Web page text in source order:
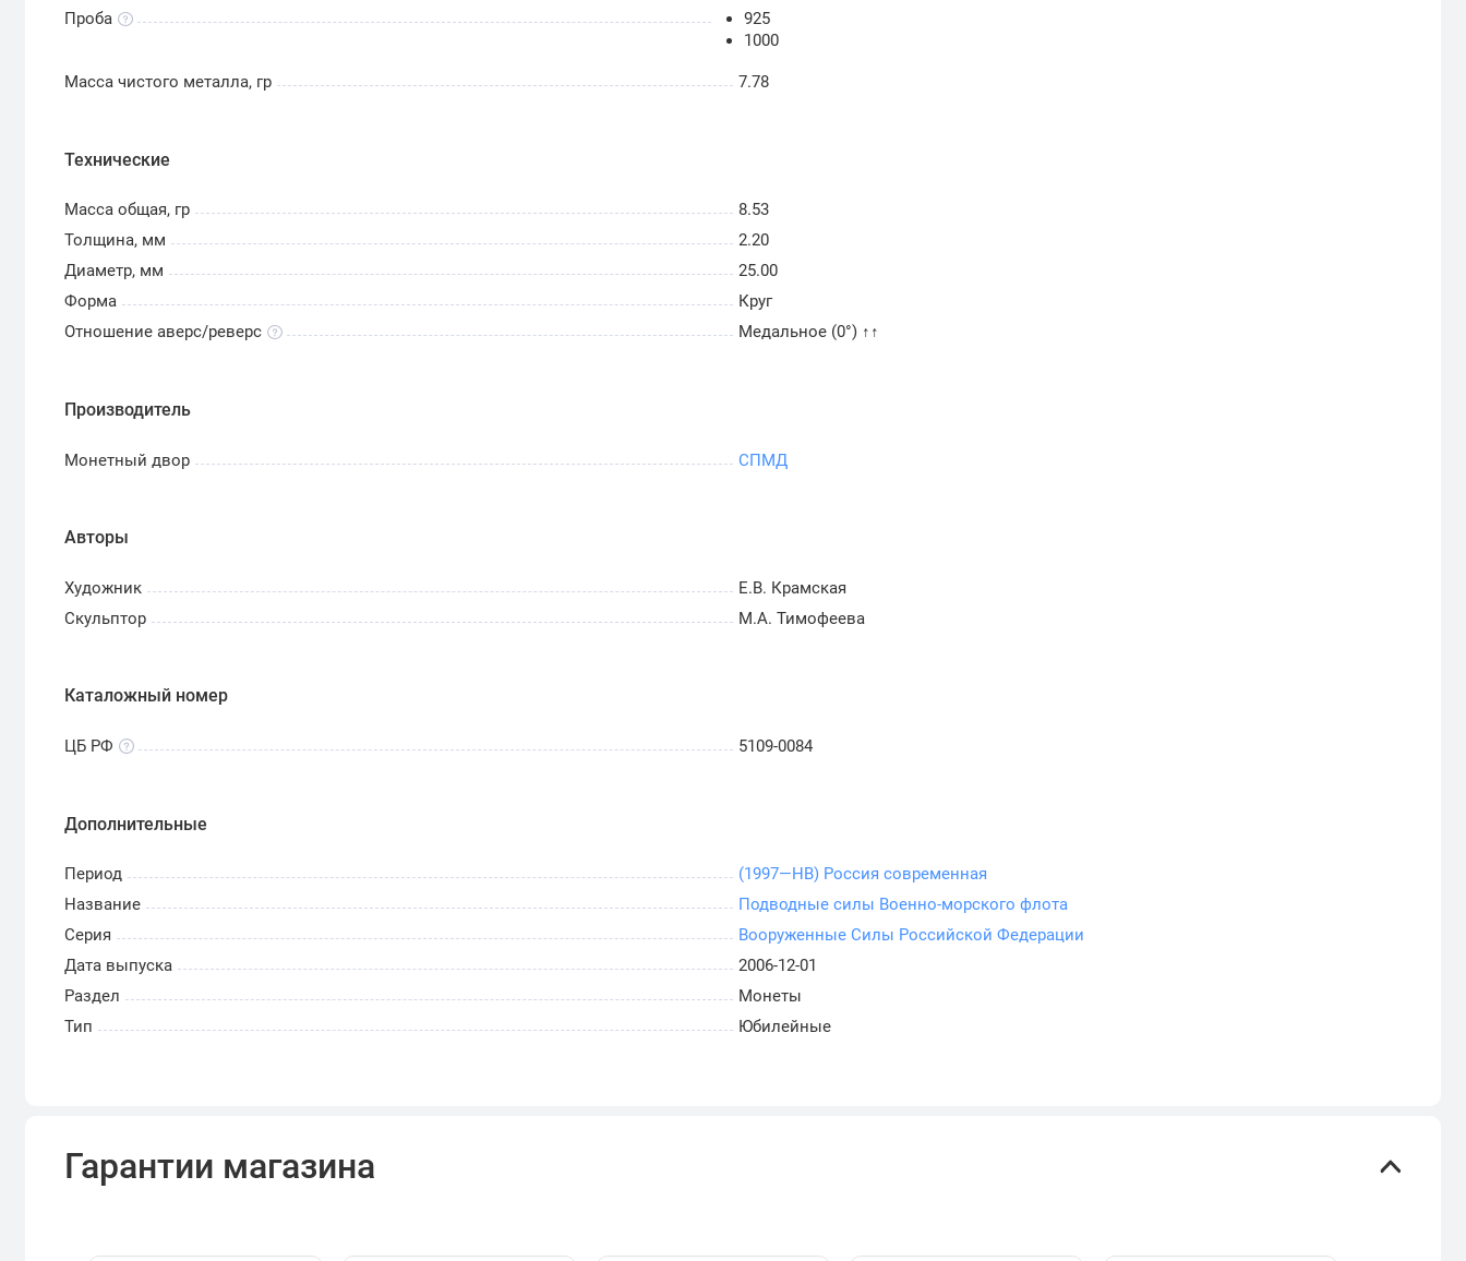
Проба
925
1000
Масса чистого металла, гр 7.78
Технические
Масса общая, гр
8.53
Толщина, мм
2.20
Диаметр, мм
25.00
Форма
Круг
Отношение аверс/реверс
Медальное (0°) ↑↑
Производитель
Монетный двор СПМД
Авторы
Художник
Е.В. Крамская
Скульптор
М.А. Тимофеева
Каталожный номер
ЦБ РФ 5109-0084
Дополнительные
Период
(1997—НВ) Россия современная
Название
Подводные силы Военно-морского флота
Серия
Вооруженные Силы Российской Федерации
Дата выпуска
2006-12-01
Раздел
Монеты
Тип
Юбилейные
Гарантии магазина